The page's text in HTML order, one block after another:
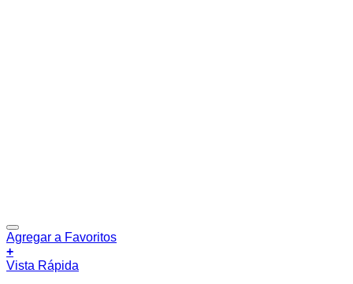
Agregar a Favoritos
+
Vista Rápida